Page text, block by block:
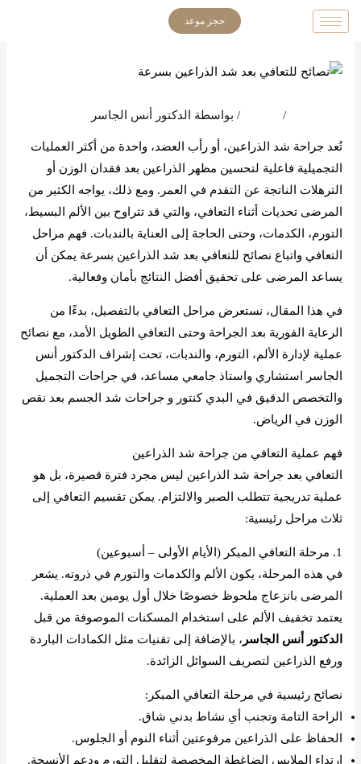
تخطي
إلى
حجز موعد
/ / بواسطة الدكتور أنس الجاسر
تُعد جراحة شد الذراعين، أو رأب العضد، واحدة من أكثر العمليات
التجميلية فاعلية لتحسين مظهر الذراعين بعد فقدان الوزن أو
الترهلات الناتجة عن التقدم في العمر. ومع ذلك، يواجه الكثير من
المرضى تحديات أثناء التعافي، والتي قد تتراوح بين الألم البسيط،
التورم، الكدمات، وحتى الحاجة إلى العناية بالندبات. فهم مراحل
التعافي واتباع نصائح للتعافي بعد شد الذراعين بسرعة يمكن أن
يساعد المرضى على تحقيق أفضل النتائج بأمان وفعالية.
في هذا المقال، نستعرض مراحل التعافي بالتفصيل، بدءًا من
الرعاية الفورية بعد الجراحة وحتى التعافي الطويل الأمد، مع نصائح
عملية لإدارة الألم، التورم، والندبات، تحت إشراف الدكتور أنس
الجاسر استشاري واستاذ جامعي مساعد، في جراحات التجميل
والتخصص الدقيق في البدي كنتور و جراحات شد الجسم بعد نقص
الوزن في الرياض.
فهم عملية التعافي من جراحة شد الذراعين
التعافي بعد جراحة شد الذراعين ليس مجرد فترة قصيرة، بل هو
عملية تدريجية تتطلب الصبر والالتزام. يمكن تقسيم التعافي إلى
ثلاث مراحل رئيسية:
1. مرحلة التعافي المبكر (الأيام الأولى – أسبوعين)
في هذه المرحلة، يكون الألم والكدمات والتورم في ذروته. يشعر
المرضى بانزعاج ملحوظ خصوصًا خلال أول يومين بعد العملية.
يعتمد تخفيف الألم على استخدام المسكنات الموصوفة من قبل
الدكتور أنس الجاسر ، بالإضافة إلى تقنيات مثل الكمادات الباردة
ورفع الذراعين لتصريف السوائل الزائدة.
نصائح رئيسية في مرحلة التعافي المبكر:
الراحة التامة وتجنب أي نشاط بدني شاق.
الحفاظ على الذراعين مرفوعتين أثناء النوم أو الجلوس.
ارتداء الملابس الضاغطة المخصصة لتقليل التورم ودعم الأنسجة.